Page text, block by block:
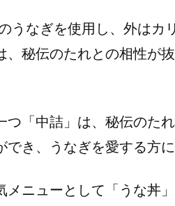
うなぎを使用し、外はカ
、秘伝のたれとの相性が
つ「中詰」は、秘伝のた
き、うなぎを愛する方に
メニューとして「うな丼